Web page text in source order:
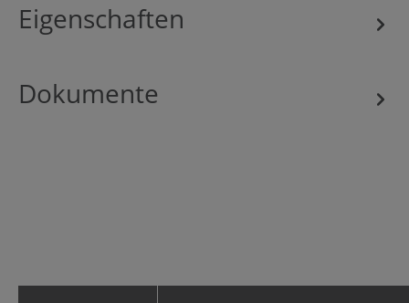
Eigenschaften
Dokumente